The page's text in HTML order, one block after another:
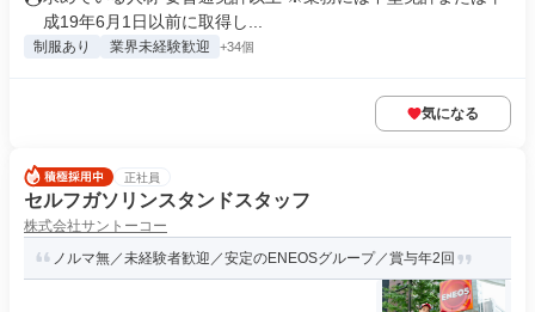
成19年6月1日以前に取得し...
制服あり 業界未経験歓迎 +34個
気になる
正社員
セルフガソリンスタンドスタッフ
株式会社サントーコー
ノルマ無／未経験者歓迎／安定のENEOSグループ／賞与年2回